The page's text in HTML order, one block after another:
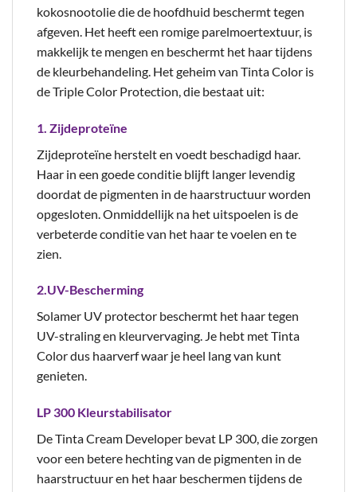
kokosnootolie die de hoofdhuid beschermt tegen
afgeven. Het heeft een romige parelmoertextuur, is
makkelijk te mengen en beschermt het haar tijdens
de kleurbehandeling. Het geheim van Tinta Color is
de Triple Color Protection, die bestaat uit:
1. Zijdeproteïne
Zijdeproteïne herstelt en voedt beschadigd haar.
Haar in een goede conditie blijft langer levendig
doordat de pigmenten in de haarstructuur worden
opgesloten. Onmiddellijk na het uitspoelen is de
verbeterde conditie van het haar te voelen en te
zien.
2.UV-Bescherming
Solamer UV protector beschermt het haar tegen
UV-straling en kleurvervaging. Je hebt met Tinta
Color dus haarverf waar je heel lang van kunt
genieten.
LP 300 Kleurstabilisator
De Tinta Cream Developer bevat LP 300, die zorgen
voor een betere hechting van de pigmenten in de
haarstructuur en het haar beschermen tijdens de